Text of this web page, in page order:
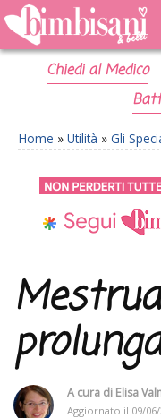
Chiedi al Medico
Home » Utilità » Gli
A cura di Elisa
Aggiornato il 09/